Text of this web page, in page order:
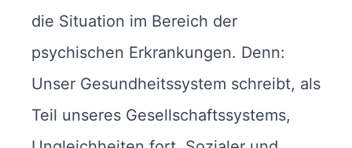
die Situation im Bereich der
psychischen Erkrankungen. Denn:
Unser Gesundheitssystem schreibt, als
Teil unseres Gesellschaftssystems,